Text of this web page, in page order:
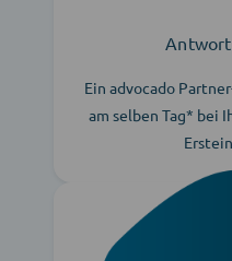
Ein advocado
am selben Tag* bei